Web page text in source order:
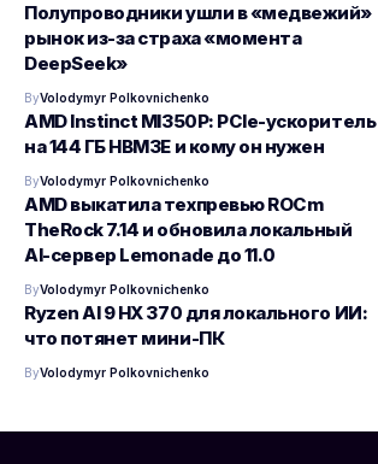
Полупроводники ушли в «медвежий»
рынок из-за страха «момента
DeepSeek»
ByVolodymyr Polkovnichenko
AMD Instinct MI350P: PCIe-ускоритель
на 144 ГБ HBM3E и кому он нужен
ByVolodymyr Polkovnichenko
AMD выкатила техпревью ROCm
TheRock 7.14 и обновила локальный
AI-сервер Lemonade до 11.0
ByVolodymyr Polkovnichenko
Ryzen AI 9 HX 370 для локального ИИ:
что потянет мини-ПК
ByVolodymyr Polkovnichenko